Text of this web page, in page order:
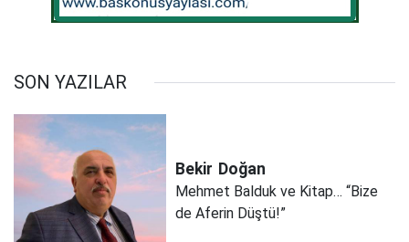
SON YAZILAR
Bekir Doğan
Mehmet Balduk ve Kitap… “Bize
de Aferin Düştü!”